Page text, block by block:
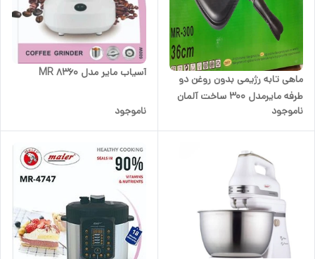
ماهی تابه رژیمی بدون روغن دو
طرفه مایرمدل 300 ساخت آلمان
ناموجود
آسیاب مایر مدل MR 8360
ناموجود